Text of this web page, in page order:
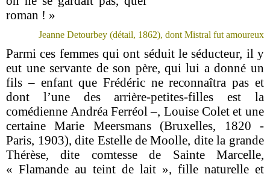
roman ! »
Jeanne Detourbey (détail, 1862), dont Mistral fut amoureux
Parmi ces femmes qui ont séduit le séducteur, il y
eut une servante de son père, qui lui a donné un
fils – enfant que Frédéric ne reconnaîtra pas et
dont l’une des arrière-petites-filles est la
comédienne Andréa Ferréol –, Louise Colet et une
certaine Marie Meersmans (Bruxelles, 1820 -
Paris, 1903), dite Estelle de Moolle, dite la grande
Thérèse, dite comtesse de Sainte Marcelle,
« Flamande au teint de lait », fille naturelle et